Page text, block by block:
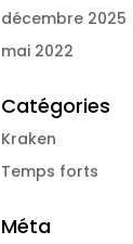
décembre 2025
mai 2022
Catégories
Kraken
Temps forts
Méta